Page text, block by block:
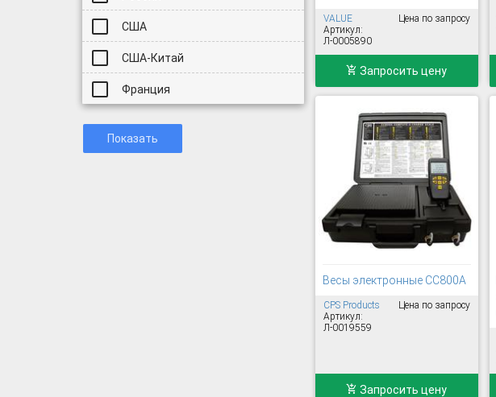
США
США-Китай
Франция
Показать
VALUE
Артикул:
Л-0005890
Цена по запросу
Запросить цену
Весы электронные CC800A
CPS Products
Артикул:
Л-0019559
Цена по запросу
Запросить цену